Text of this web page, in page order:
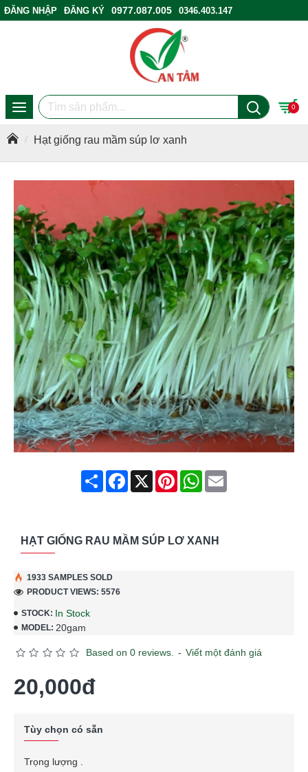
ĐĂNG NHẬP ĐĂNG KÝ 0977.087.005
0346.403.147
0
Hạt giống rau mầm súp lơ xanh
ShareFacebook
X PinterestWhatsApp
Email
HẠT GIỐNG RAU MẦM SÚP LƠ XANH
STOCK: In Stock
MODEL: 20gam
1933 SAMPLES SOLD
PRODUCT VIEWS: 5576
Based on 0 reviews. - Viết một đánh giá
20,000đ
Tùy chọn có sẵn
Trọng lượng .